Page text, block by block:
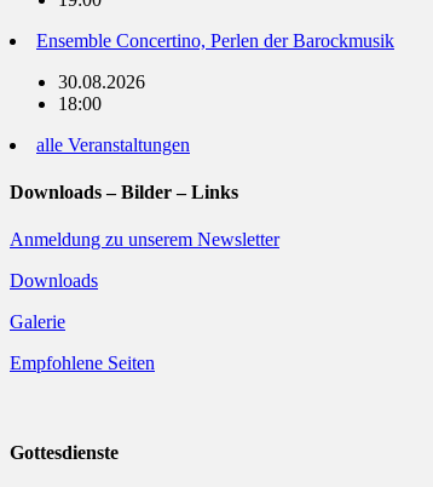
Ensemble Concertino, Perlen der Barockmusik
30.08.2026
18:00
alle Veranstaltungen
Downloads – Bilder – Links
Anmeldung zu unserem Newsletter
Downloads
Galerie
Empfohlene Seiten
Gottesdienste